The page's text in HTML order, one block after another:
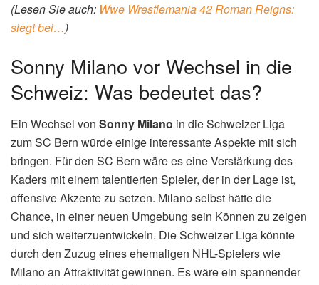
(Lesen Sie auch: Wwe Wrestlemania 42 Roman Reigns:
siegt bei…)
Sonny Milano vor Wechsel in die
Schweiz: Was bedeutet das?
Ein Wechsel von Sonny Milano in die Schweizer Liga
zum SC Bern würde einige interessante Aspekte mit sich
bringen. Für den SC Bern wäre es eine Verstärkung des
Kaders mit einem talentierten Spieler, der in der Lage ist,
offensive Akzente zu setzen. Milano selbst hätte die
Chance, in einer neuen Umgebung sein Können zu zeigen
und sich weiterzuentwickeln. Die Schweizer Liga könnte
durch den Zuzug eines ehemaligen NHL-Spielers wie
Milano an Attraktivität gewinnen. Es wäre ein spannender